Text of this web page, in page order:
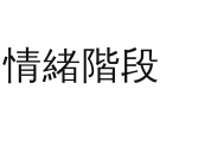
緒階段